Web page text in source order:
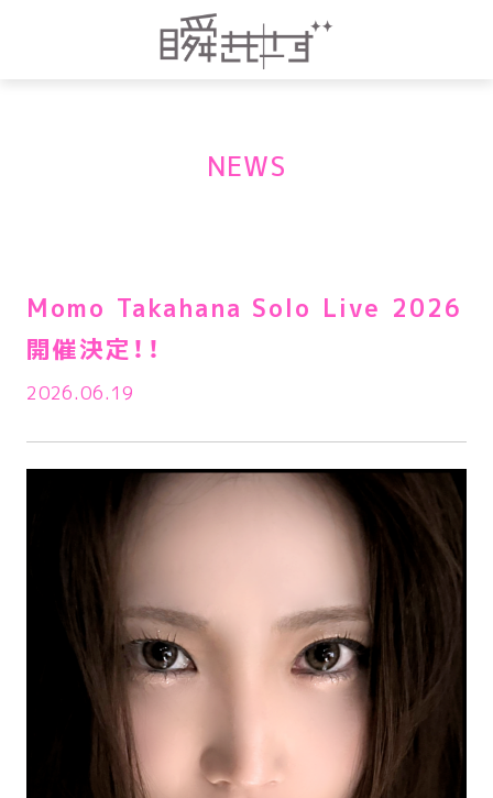
NEWS
Momo Takahana Solo Live 2026
開催決定！！
2026.06.19